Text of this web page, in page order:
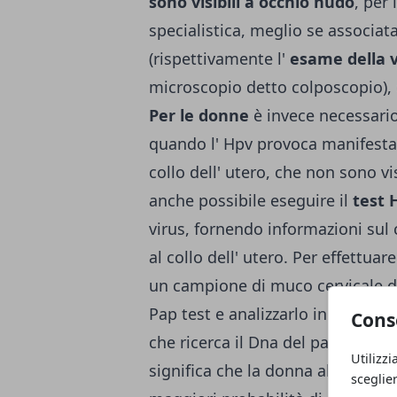
specialistica, meglio se
(rispettivamente l' esame della
microscopio detto
Per le donne è invece
quando l' Hpv provoca
collo dell' utero, che non sono
anche possibile eseguire il test
virus, fornendo informazioni
al collo dell' utero. Per
un campione di muco cervicale
Pap test e analizzarlo in
che ricerca il Dna del papilloma
significa che la donna abbia un